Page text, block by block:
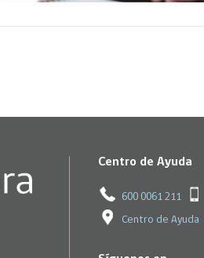
Centro de Ayuda
600 0061 211
Centro de Ayuda